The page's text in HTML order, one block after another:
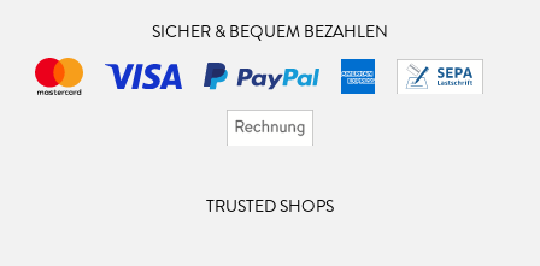
SICHER & BEQUEM BEZAHLEN
TRUSTED SHOPS